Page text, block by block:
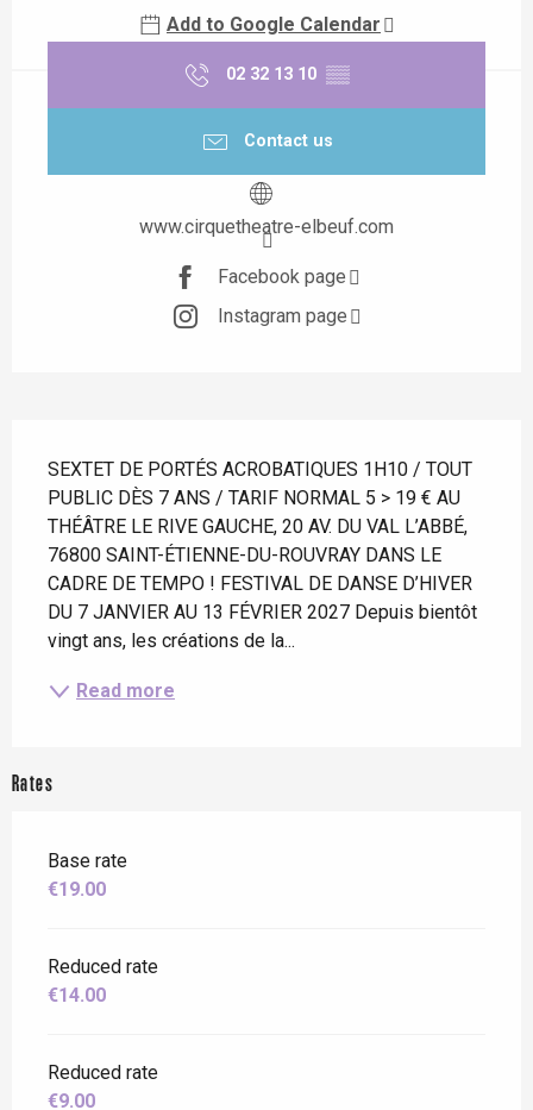
Add to Google Calendar
02 32 13 10 ▒▒
Contact us
www.cirquetheatre-elbeuf.com
Facebook page
Instagram page
SEXTET DE PORTÉS ACROBATIQUES 1H10 / TOUT
PUBLIC DÈS 7 ANS / TARIF NORMAL 5 > 19 € AU
THÉÂTRE LE RIVE GAUCHE, 20 AV. DU VAL L’ABBÉ,
76800 SAINT-ÉTIENNE-DU-ROUVRAY DANS LE
CADRE DE TEMPO ! FESTIVAL DE DANSE D’HIVER
DU 7 JANVIER AU 13 FÉVRIER 2027 Depuis bientôt
vingt ans, les créations de la...
Read more
Rates
Base rate
€19.00
Reduced rate
€14.00
Reduced rate
€9.00